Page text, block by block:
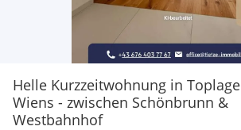
Helle Kurzzeitwohnung in Toplage
Wiens - zwischen Schönbrunn &
Westbahnhof